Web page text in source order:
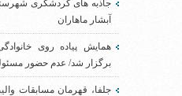
جاذبه های گردشگری
آبشار ماهاران
همایش پیاده روی
برگزار شد/ عدم حضور
جلفا، قهرمان مسابقات